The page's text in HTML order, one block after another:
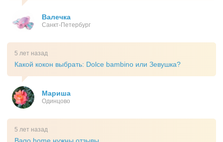
Валечка
Санкт-Петербург
5 лет назад
Какой кокон выбрать: Dolce bambino или Зевушка?
Мариша
Одинцово
5 лет назад